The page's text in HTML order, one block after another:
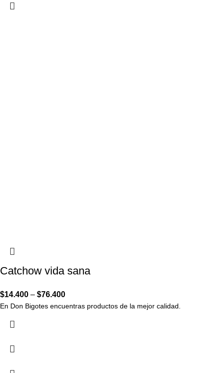
Catchow vida sana
$14.400 – $76.400
En Don Bigotes encuentras productos de la mejor calidad.